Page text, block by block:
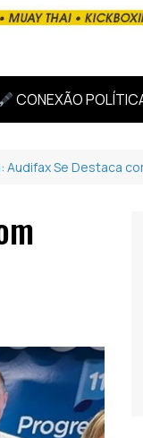
CONEXÃO
Audifax Se Destaca